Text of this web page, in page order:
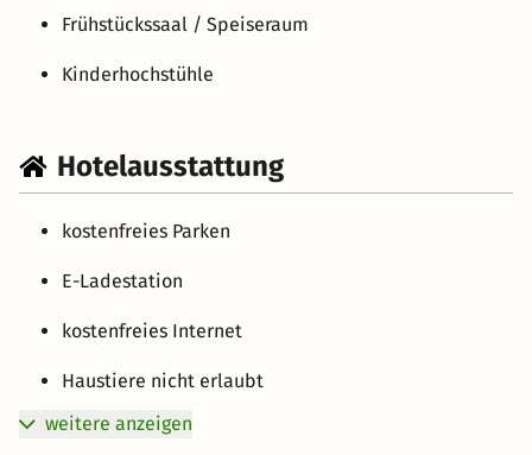
Frühstückssaal / Speiseraum
Kinderhochstühle
Hotelausstattung
kostenfreies Parken
E-Ladestation
kostenfreies Internet
Haustiere nicht erlaubt
weitere anzeigen